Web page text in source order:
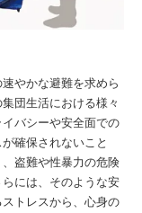
やかな避難を求めら
団生活における様々
バシーや安全面での
確保されないこと
盗難や性暴力の危険
には、そのような安
トレスから、心身の